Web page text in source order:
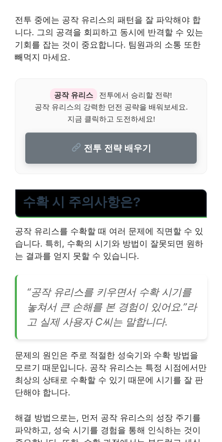
전투 중에는 공작 유리스의 패턴을 잘 파악해야 합
니다. 그의 공격을 회피하고 동시에 반격할 수 있는
기회를 잡는 것이 중요합니다. 팀원과의 소통 또한
빼먹지 마세요.
공작 유리스
전투에서 승리할 전략!
공작 유리스의 강력한 던전 공략을 배워보세요.
지금 클릭하고 도전하세요!
전투 전략 배우기
수확 시 주의사항은?
공작 유리스를 수확할 때 여러 문제에 직면할 수 있
습니다. 특히, 수확의 시기와 방법이 잘못되면 원하
는 결과를 얻지 못할 수 있습니다.
“공작 유리스를 키우면서 수확 시기를
놓쳐서 큰 손해를 본 경험이 있어요.”라
고 실제 사용자 C씨는 말합니다.
문제의 원인은 주로 적절한 성숙기와 수확 방법을
모르기 때문입니다. 공작 유리스는 특정 시점에서만
최상의 상태로 수확할 수 있기 때문에 시기를 잘 판
단해야 합니다.
해결 방법으로는, 먼저 공작 유리스의 성장 주기를
파악하고, 성숙 시기를 경험을 통해 인식하는 것이